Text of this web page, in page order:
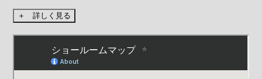
＋ 詳しく見る